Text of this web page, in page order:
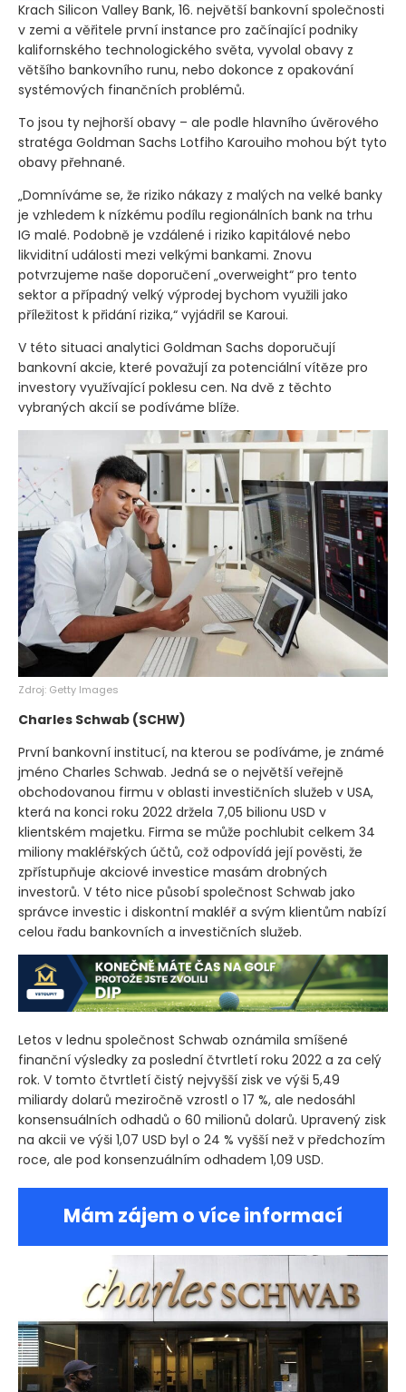
Krach Silicon Valley Bank, 16. největší bankovní společnosti
v zemi a věřitele první instance pro začínající podniky
kalifornského technologického světa, vyvolal obavy z
většího bankovního runu, nebo dokonce z opakování
systémových finančních problémů.
To jsou ty nejhorší obavy – ale podle hlavního úvěrového
stratéga Goldman Sachs Lotfiho Karouiho mohou být tyto
obavy přehnané.
„Domníváme se, že riziko nákazy z malých na velké banky
je vzhledem k nízkému podílu regionálních bank na trhu
IG malé. Podobně je vzdálené i riziko kapitálové nebo
likviditní události mezi velkými bankami. Znovu
potvrzujeme naše doporučení „overweight“ pro tento
sektor a případný velký výprodej bychom využili jako
příležitost k přidání rizika,“ vyjádřil se Karoui.
V této situaci analytici Goldman Sachs doporučují
bankovní akcie, které považují za potenciální vítěze pro
investory využívající poklesu cen. Na dvě z těchto
vybraných akcií se podíváme blíže.
Zdroj: Getty Images
Charles Schwab (SCHW)
První bankovní institucí, na kterou se podíváme, je známé
jméno Charles Schwab. Jedná se o největší veřejně
obchodovanou firmu v oblasti investičních služeb v USA,
která na konci roku 2022 držela 7,05 bilionu USD v
klientském majetku. Firma se může pochlubit celkem 34
miliony makléřských účtů, což odpovídá její pověsti, že
zpřístupňuje akciové investice masám drobných
investorů. V této nice působí společnost Schwab jako
správce investic i diskontní makléř a svým klientům nabízí
celou řadu bankovních a investičních služeb.
Letos v lednu společnost Schwab oznámila smíšené
finanční výsledky za poslední čtvrtletí roku 2022 a za celý
rok. V tomto čtvrtletí čistý nejvyšší zisk ve výši 5,49
miliardy dolarů meziročně vzrostl o 17 %, ale nedosáhl
konsensuálních odhadů o 60 milionů dolarů. Upravený zisk
na akcii ve výši 1,07 USD byl o 24 % vyšší než v předchozím
roce, ale pod konsenzuálním odhadem 1,09 USD.
Mám zájem o více informací